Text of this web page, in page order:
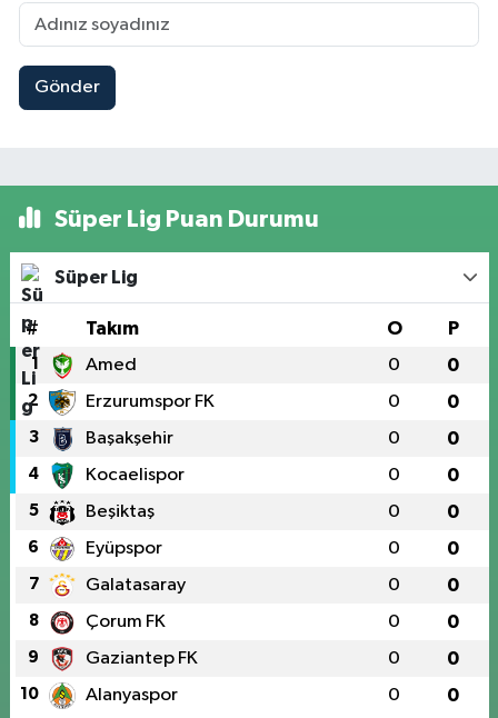
Gönder
Süper Lig Puan Durumu
Süper Lig
# Takım O P
1 Amed 0 0
2 Erzurumspor FK 0 0
3 Başakşehir 0 0
4 Kocaelispor 0 0
5 Beşiktaş 0 0
6 Eyüpspor 0 0
7 Galatasaray 0 0
8 Çorum FK 0 0
9 Gaziantep FK 0 0
10 Alanyaspor 0 0